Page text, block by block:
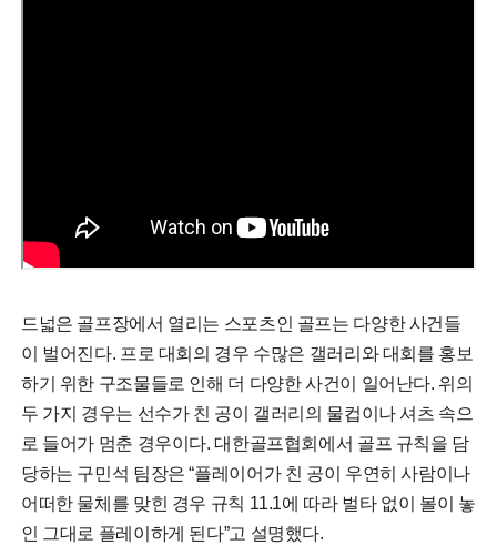
드넓은 골프장에서 열리는 스포츠인 골프는 다양한 사건들
이 벌어진다. 프로 대회의 경우 수많은 갤러리와 대회를 홍보
하기 위한 구조물들로 인해 더 다양한 사건이 일어난다. 위의
두 가지 경우는 선수가 친 공이 갤러리의 물컵이나 셔츠 속으
로 들어가 멈춘 경우이다. 대한골프협회에서 골프 규칙을 담
당하는 구민석 팀장은 “플레이어가 친 공이 우연히 사람이나
어떠한 물체를 맞힌 경우 규칙 11.1에 따라 벌타 없이 볼이 놓
인 그대로 플레이하게 된다”고 설명했다.